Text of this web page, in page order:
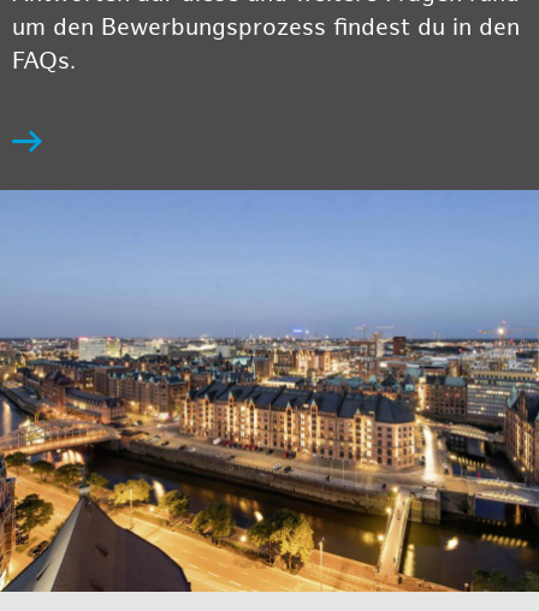
um den Bewerbungsprozess findest du in den
FAQs.